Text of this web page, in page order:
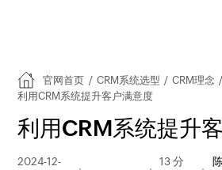
官网首页 / CRM系统选型 / CRM理念 /
利用CRM系统提升客户满意度
利用CRM系统提升
2024-12-
13 分